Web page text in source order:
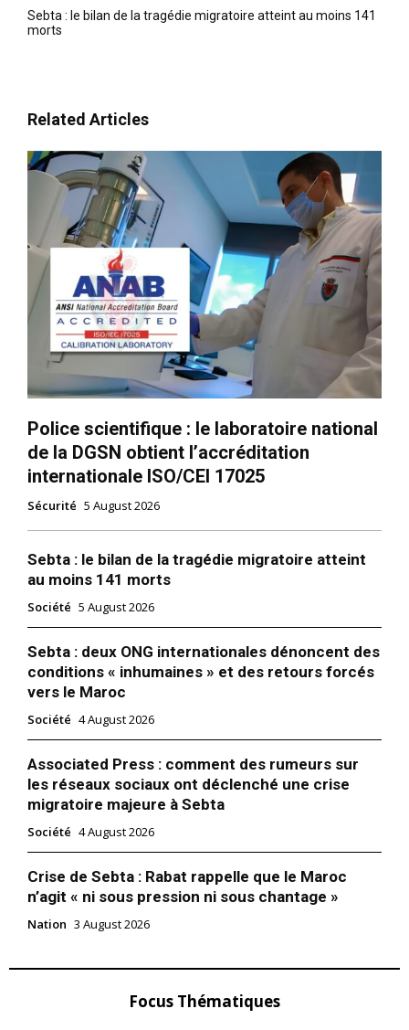
Sebta : le bilan de la tragédie migratoire atteint au moins 141
morts
Related Articles
Police scientifique : le laboratoire national
de la DGSN obtient l’accréditation
internationale ISO/CEI 17025
Sécurité 5 August 2026
Sebta : le bilan de la tragédie migratoire atteint
au moins 141 morts
Société 5 August 2026
Sebta : deux ONG internationales dénoncent des
conditions « inhumaines » et des retours forcés
vers le Maroc
Société 4 August 2026
Associated Press : comment des rumeurs sur
les réseaux sociaux ont déclenché une crise
migratoire majeure à Sebta
Société 4 August 2026
Crise de Sebta : Rabat rappelle que le Maroc
n’agit « ni sous pression ni sous chantage »
Nation 3 August 2026
Focus Thématiques